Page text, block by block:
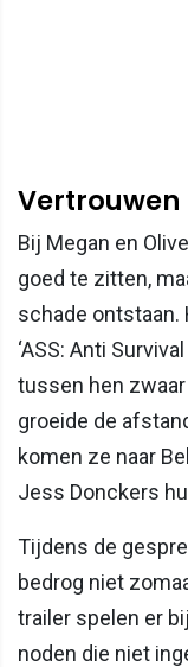
Bij Megan en
goed te zitten,
schade ontstaan.
‘ASS: Anti
tussen hen
groeide de
komen ze naar
Jess Donckers
Tijdens de
bedrog niet
trailer spelen er
noden die niet